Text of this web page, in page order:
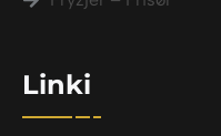
Linki